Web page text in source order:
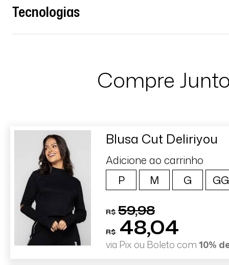
Tecnologias
Compre
Blusa Cut Deliriyou
Adicione ao carrinho
P
M G GG
R$ 59,98
R$ 48,04
via Pix ou Boleto com10%